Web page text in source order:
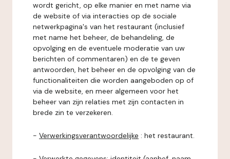
wordt gericht, op elke manier en met name via
de website of via interacties op de sociale
netwerkpagina's van het restaurant (inclusief
met name het beheer, de behandeling, de
opvolging en de eventuele moderatie van uw
berichten of commentaren) en de te geven
antwoorden, het beheer en de opvolging van de
functionaliteiten die worden aangeboden op of
via de website, en meer algemeen voor het
beheer van zijn relaties met zijn contacten in
brede zin te verzekeren.
- Verwerkingsverantwoordelijke : het restaurant.